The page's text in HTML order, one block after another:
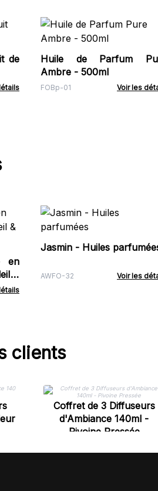
de
Huile de Parfum
Ambre - 500ml
FOBp-01 Voir les
en
&
Jasmin - Huiles
AWFO-32 Voir les
clients
Coffret de 3 Diffuseurs
d'Ambiance 140ml -
Pivoine Pressée